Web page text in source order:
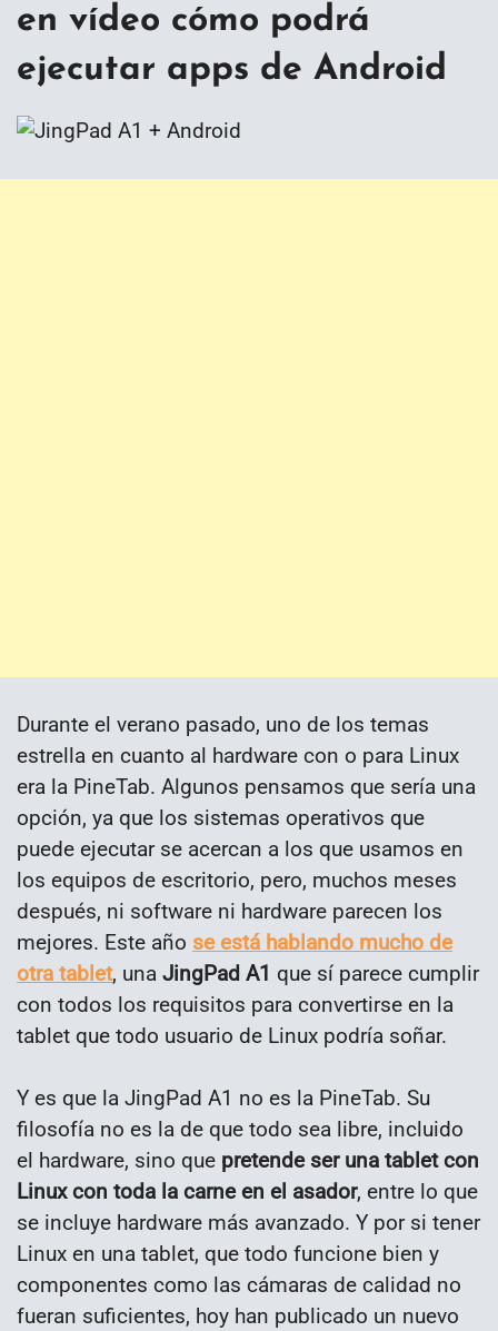
en vídeo cómo podrá
ejecutar apps de Android
Durante el verano pasado, uno de los temas
estrella en cuanto al hardware con o para Linux
era la PineTab. Algunos pensamos que sería una
opción, ya que los sistemas operativos que
puede ejecutar se acercan a los que usamos en
los equipos de escritorio, pero, muchos meses
después, ni software ni hardware parecen los
mejores. Este año se está hablando mucho de
otra tablet, una JingPad A1 que sí parece cumplir
con todos los requisitos para convertirse en la
tablet que todo usuario de Linux podría soñar.
Y es que la JingPad A1 no es la PineTab. Su
filosofía no es la de que todo sea libre, incluido
el hardware, sino que pretende ser una tablet con
Linux con toda la carne en el asador, entre lo que
se incluye hardware más avanzado. Y por si tener
Linux en una tablet, que todo funcione bien y
componentes como las cámaras de calidad no
fueran suficientes, hoy han publicado un nuevo